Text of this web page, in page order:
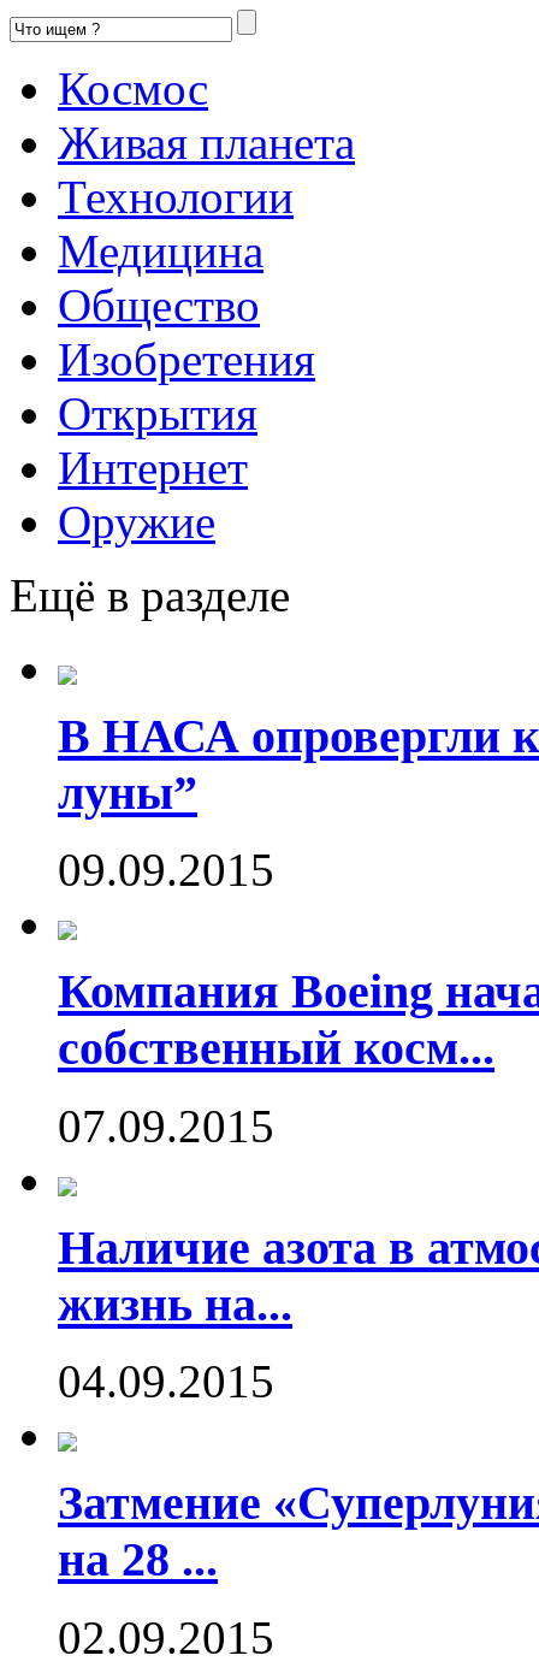
Космос
Живая планета
Технологии
Медицина
Общество
Изобретения
Открытия
Интернет
Оружие
Ещё в разделе
В НАСА опровергли
луны”
09.09.2015
Компания Boeing
собственный косм...
07.09.2015
Наличие азота в
жизнь на...
04.09.2015
Затмение
на 28 ...
02.09.2015